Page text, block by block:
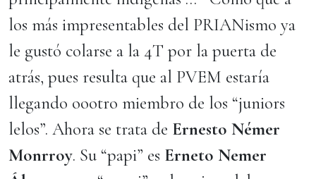
los más impresentables del PRIANismo ya
le gustó colarse a la 4T por la puerta de
atrás, pues resulta que al PVEM estaría
llegando oootro miembro de los “juniors
lelos”. Ahora se trata de Ernesto Némer
Monrroy. Su “papi” es Erneto Nemer